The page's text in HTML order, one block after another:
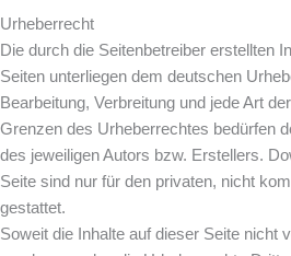
Urheberrecht
Die durch die Seitenbetreiber erstellten
Seiten unterliegen dem deutschen
Bearbeitung, Verbreitung und jede Art
Grenzen des Urheberrechtes bedürfen
des jeweiligen Autors bzw. Erstellers.
Seite sind nur für den privaten, nicht
gestattet.
Soweit die Inhalte auf dieser Seite nicht